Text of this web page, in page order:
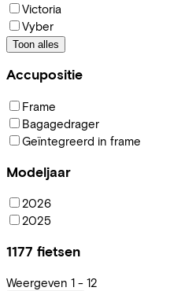
Victoria
Vyber
Toon alles
Accupositie
Frame
Bagagedrager
Geïntegreerd in frame
Modeljaar
2026
2025
1177 fietsen
Weergeven 1 - 12